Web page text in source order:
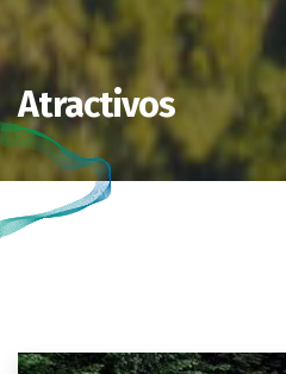
Atractivos